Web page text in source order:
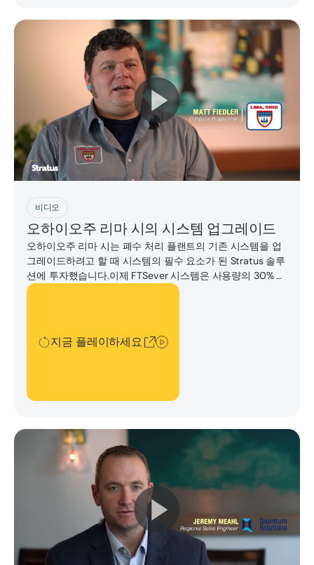
비디오
오하이오주 리마 시의 시스템 업그레이드
오하이오주 리마 시는 폐수 처리 플랜트의 기존 시스템을 업
그레이드하려고 할 때 시스템의 필수 요소가 된 Stratus 솔루
션에 투자했습니다.이제 FTSever 시스템은 사용량의 30% 만
으로 공장에서 8대의 VM을 실행할 수 있으며 가장 비용 효율
지금 플레이하세요
지금 플레이하세요
지금 플레이하세요